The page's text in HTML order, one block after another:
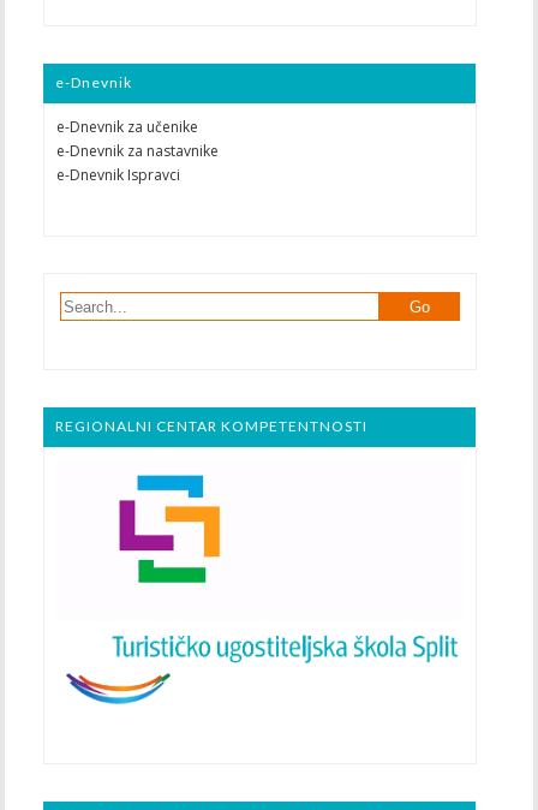
e-Dnevnik
e-Dnevnik za učenike
e-Dnevnik za nastavnike
e-Dnevnik Ispravci
REGIONALNI CENTAR KOMPETENTNOSTI